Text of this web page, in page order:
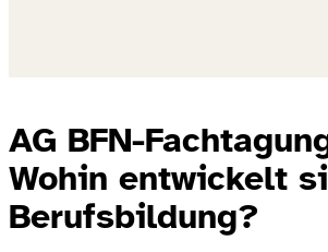
AG BFN-
Wohin entwickelt
Berufsbildung?